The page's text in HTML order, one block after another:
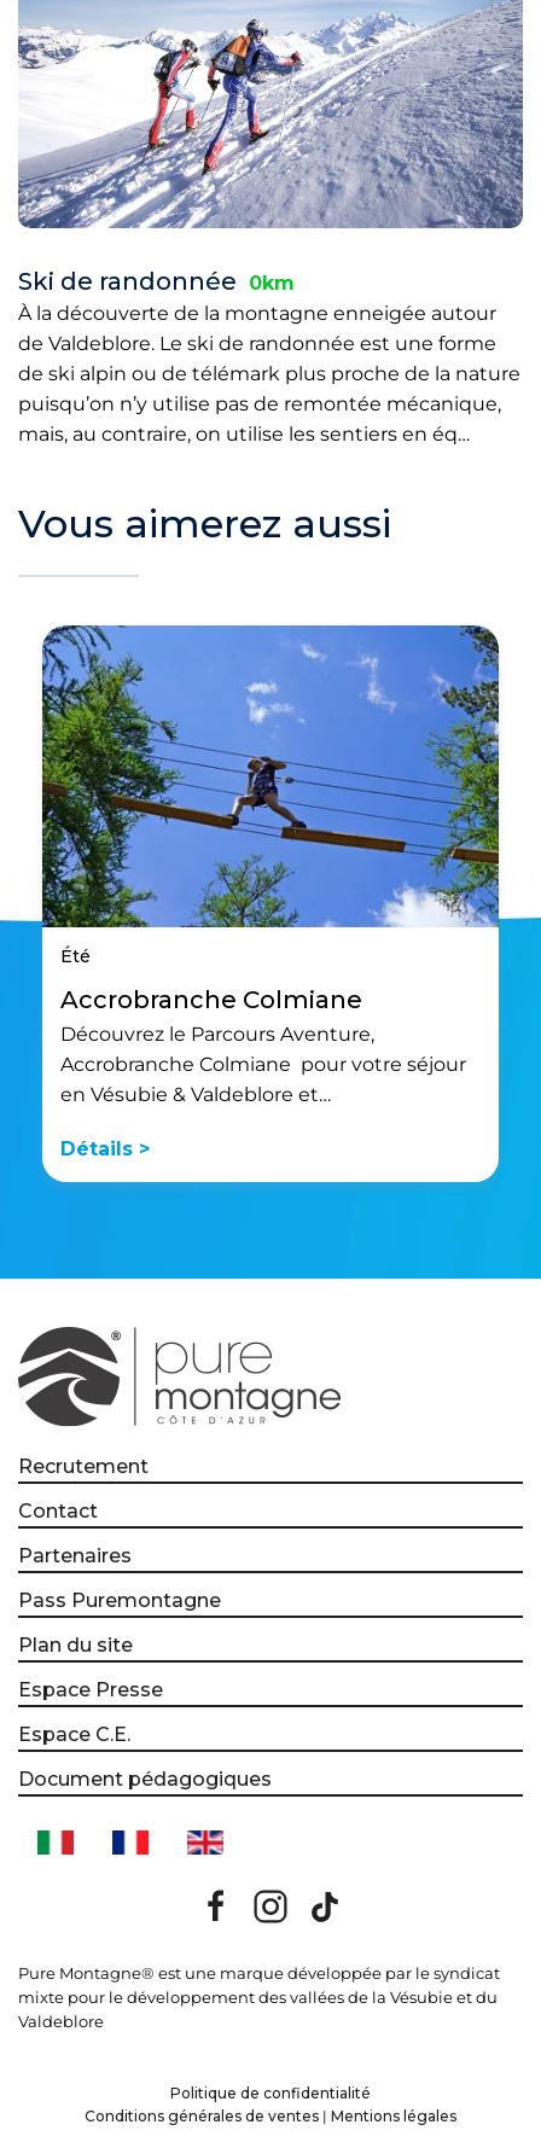
Ski de randonnée
0km
À la découverte de la montagne enneigée autour
de Valdeblore. Le ski de randonnée est une forme
de ski alpin ou de télémark plus proche de la nature
puisqu’on n’y utilise pas de remontée mécanique,
mais, au contraire, on utilise les sentiers en éq…
Vous aimerez aussi
Été
Accrobranche Colmiane
Découvrez le Parcours Aventure,
Accrobranche Colmiane pour votre séjour
en Vésubie & Valdeblore et…
Détails >
Recrutement
Contact
Partenaires
Pass Puremontagne
Plan du site
Espace Presse
Espace C.E.
Document pédagogiques
Pure Montagne® est une marque développée par le syndicat
mixte pour le développement des vallées de la Vésubie et du
Valdeblore
Politique de confidentialité
Conditions générales de ventes | Mentions légales